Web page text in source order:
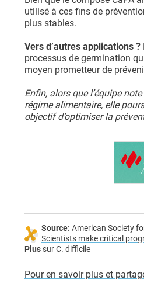
utilisé à ces fins de
plus stables.
Vers d’autres applications ?
processus de germination
moyen prometteur de
Enfin, alors que l’équipe
régime alimentaire, elle
objectif d’optimiser la
Source: American Society
Scientists make critical
PlussurC. difficile
Pour en savoir plus et